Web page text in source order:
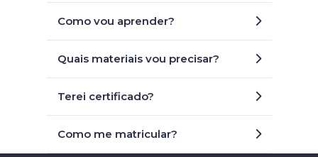
Como vou aprender?
Quais materiais vou precisar?
Terei certificado?
Como me matricular?